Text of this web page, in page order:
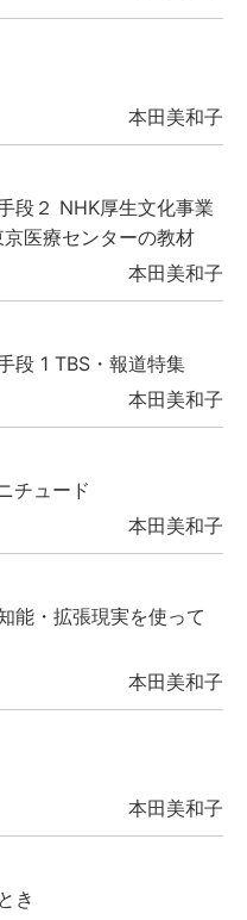
本田美和子
段２ NHK厚生文化事業
医療センターの教材
本田美和子
段 1 TBS・報道特集
本田美和子
チュード
本田美和子
能・拡張現実を使って
本田美和子
本田美和子
き